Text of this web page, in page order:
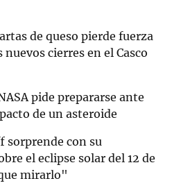
de queso pierde fuerza
cierres en el Casco
pide prepararse ante
de un asteroide
sorprende con su
el eclipse solar del 12 de
mirarlo"